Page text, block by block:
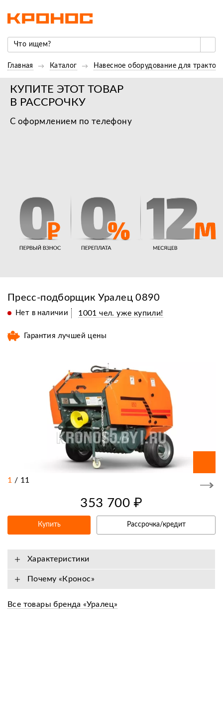
Главная Каталог Навесное оборудование для
КУПИТЕ ЭТОТ ТОВАР
В РАССРОЧКУ
С оформлением по телефону
Пресс-подборщик Уралец 0890
Нет в наличии 1001 чел. уже купили!
Гарантия лучшей цены
1 / 11
353 700 ₽
Купить Рассрочка/кредит
Характеристики
Почему «Кронос»
Все товары бренда «Уралец»